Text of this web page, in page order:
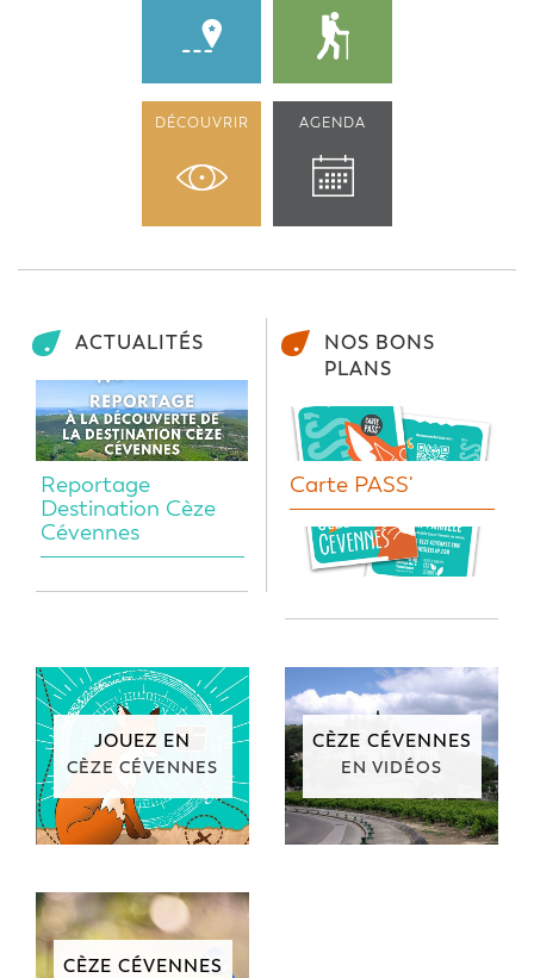
DÉCOUVRIR AGENDA
ACTUALITÉS
Reportage
Destination Cèze
Cévennes
NOS BONS
PLANS
Carte PASS'
JOUEZ EN
CÈZE CÉVENNES
CÈZE CÉVENNES
EN VIDÉOS
CÈZE CÉVENNES